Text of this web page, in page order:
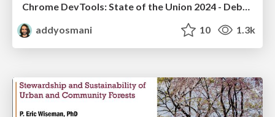
Chrome DevTools: State of the Union 2024 - Debugging React & Beyond
addyosmani
10 1.3k